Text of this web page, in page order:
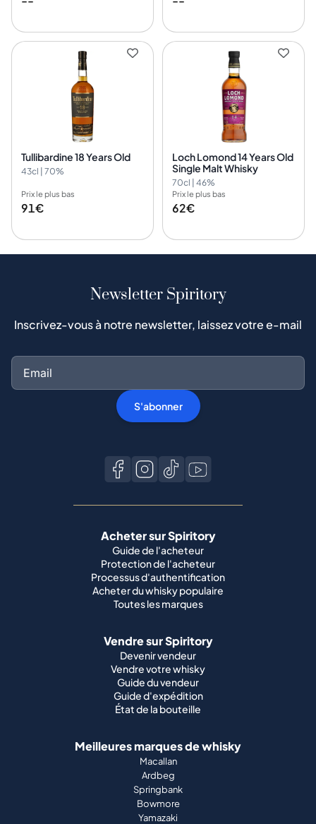
Tullibardine 18 Years Old
43cl | 70%
Prix le plus bas
91€
Loch Lomond 14 Years Old
Single Malt Whisky
70cl | 46%
Prix le plus bas
62€
Newsletter Spiritory
Inscrivez-vous à notre newsletter, laissez votre e-mail
S'abonner
Acheter sur Spiritory
Guide de l'acheteur
Protection de l'acheteur
Processus d'authentification
Acheter du whisky populaire
Toutes les marques
Vendre sur Spiritory
Devenir vendeur
Vendre votre whisky
Guide du vendeur
Guide d'expédition
État de la bouteille
Meilleures marques de whisky
Macallan
Ardbeg
Springbank
Bowmore
Yamazaki